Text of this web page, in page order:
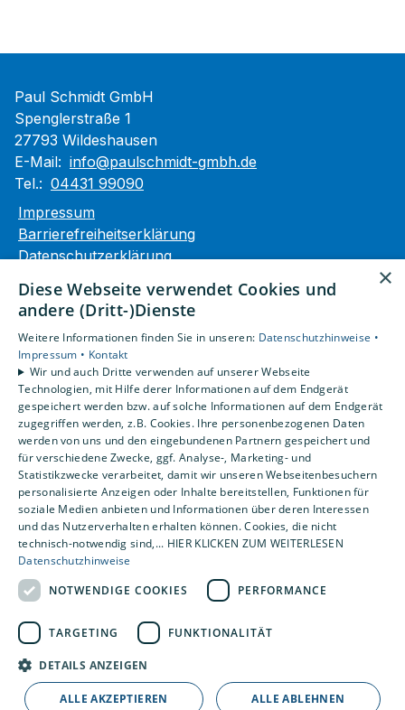
Paul Schmidt GmbH
Spenglerstraße 1
27793 Wildeshausen
E-Mail: info@paulschmidt-gmbh.de
Tel.: 04431 99090
Impressum
Barrierefreiheitserklärung
Datenschutzerklärung
Unsere Bereiche
Privatkunden
Gewerbekunden
Karriere
Unternehmen
Kontakt
×
Diese Webseite verwendet Cookies und
andere (Dritt-)Dienste
Weitere Informationen finden Sie in unseren: Datenschutzhinweise •
Impressum • Kontakt
Wir und auch Dritte verwenden auf unserer Webseite
Technologien, mit Hilfe derer Informationen auf dem Endgerät
gespeichert werden bzw. auf solche Informationen auf dem Endgerät
zugegriffen werden, z.B. Cookies. Ihre personenbezogenen Daten
werden von uns und den eingebundenen Partnern gespeichert und
für verschiedene Zwecke, ggf. Analyse-, Marketing- und
Statistikzwecke verarbeitet, damit wir unseren Webseitenbesuchern
personalisierte Anzeigen oder Inhalte bereitstellen, Funktionen für
soziale Medien anbieten und Informationen über deren Interessen
und das Nutzerverhalten erhalten können. Cookies, die nicht
technisch-notwendig sind,... HIER KLICKEN ZUM WEITERLESEN
Datenschutzhinweise
NOTWENDIGE COOKIES
PERFORMANCE
TARGETING FUNKTIONALITÄT
DETAILS ANZEIGEN
ALLE AKZEPTIEREN ALLE ABLEHNEN